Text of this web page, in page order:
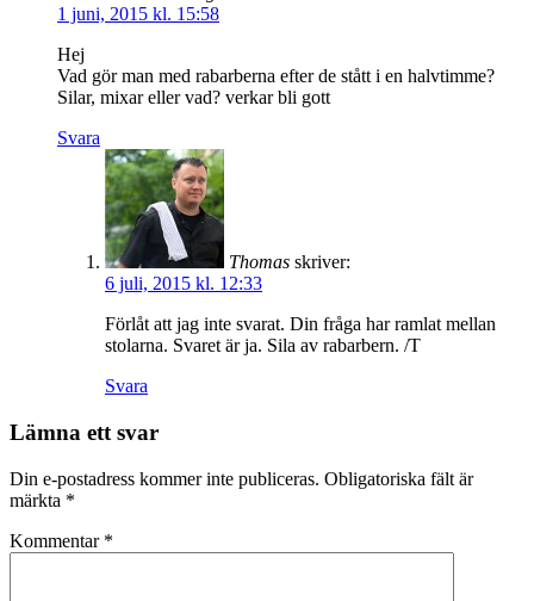
1 juni, 2015 kl. 15:58
Hej
Vad gör man med rabarberna efter de stått i en halvtimme?
Silar, mixar eller vad? verkar bli gott
Svara
Thomas skriver:
6 juli, 2015 kl. 12:33
Förlåt att jag inte svarat. Din fråga har ramlat mellan
stolarna. Svaret är ja. Sila av rabarbern. /T
Svara
Lämna ett svar
Din e-postadress kommer inte publiceras. Obligatoriska fält är
märkta *
Kommentar *